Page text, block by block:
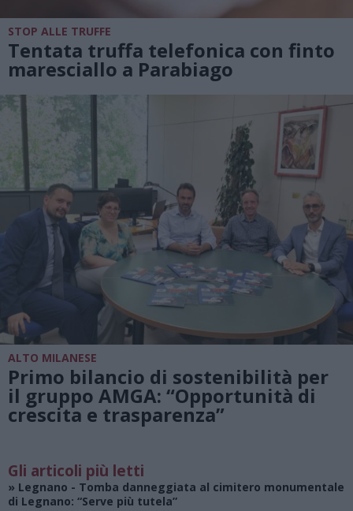
STOP ALLE TRUFFE
Tentata truffa telefonica con finto
maresciallo a Parabiago
ALTO MILANESE
Primo bilancio di sostenibilità per
il gruppo AMGA: “Opportunità di
crescita e trasparenza”
Gli articoli più letti
» Legnano - Tomba danneggiata al cimitero monumentale
di Legnano: “Serve più tutela”